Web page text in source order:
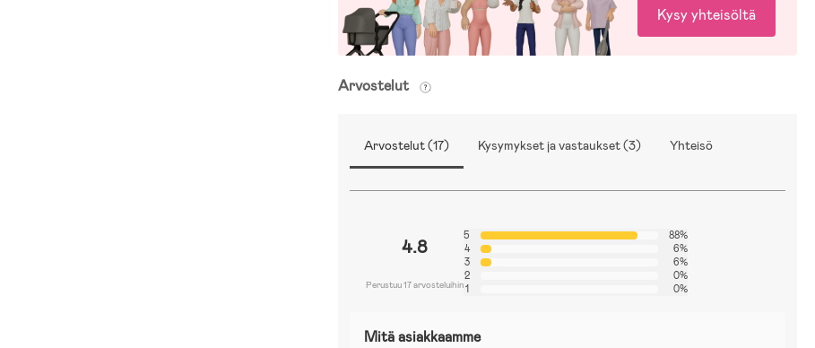
Kysy yhteisöltä
Arvostelut
Arvostelut (17) Kysymykset ja vastaukset (3) Yhteisö
4.8
Perustuu 17 arvosteluihin
5
88%
4
6%
3
6%
2
0%
1
0%
Mitä asiakkaamme